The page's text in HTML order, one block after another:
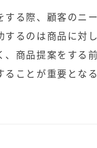
する際、顧客のニ
るのは商品に対
、商品提案をする
ことが重要となる